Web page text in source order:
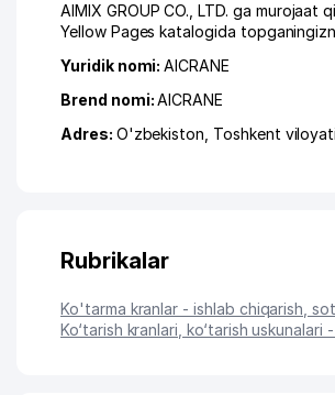
AIMIX GROUP CO., LTD. ga
Yellow Pages katalogida
Yuridik nomi:AICRANE
Brend nomi:AICRANE
Adres: O'zbekiston, Toshkent viloyati
Rubrikalar
Ko'tarma kranlar - ishlab chiqarish,
Ko‘tarish kranlari, ko‘tarish